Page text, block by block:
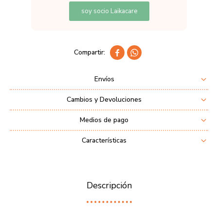
soy socio Laikacare
 
Envíos
Cambios y Devoluciones
Medios de pago
Características
Descripción